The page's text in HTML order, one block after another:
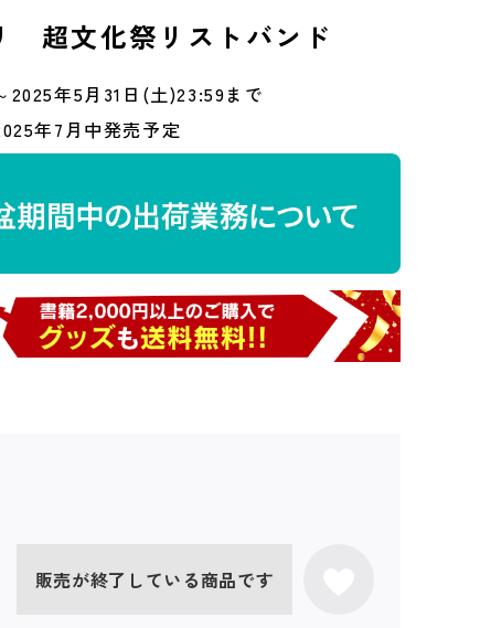
超文化祭リストバンド
2025年5月31日(土)23:59まで
年7月中発売予定
販売が終了している商品です